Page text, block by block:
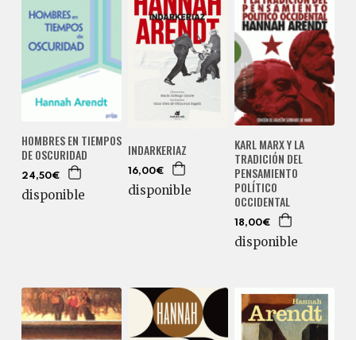
HOMBRES EN TIEMPOS
DE OSCURIDAD
24,50€
disponible
INDARKERIAZ
16,00€
disponible
KARL MARX Y LA
TRADICIÓN DEL
PENSAMIENTO
POLÍTICO
OCCIDENTAL
18,00€
disponible